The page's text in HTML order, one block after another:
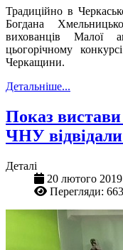
Традиційно в
Богдана
вихованців Малої
цьогорічному
Черкащини.
Детальніше...
Показ
ЧНУ
Деталі
20 лютого 2019
Перегляди: